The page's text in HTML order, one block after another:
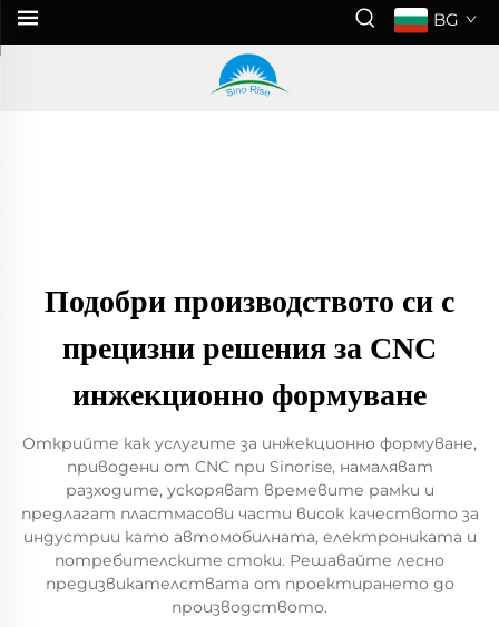
BG
Подобри производството си с
прецизни решения за CNC
инжекционно формуване
Открийте как услугите за инжекционно формуване,
приводени от CNC при Sinorise, намаляват
разходите, ускоряват времевите рамки и
предлагат пластмасови части висок качеството за
индустрии като автомобилната, електрониката и
потребителските стоки. Решавайте лесно
предизвикателствата от проектирането до
производството.